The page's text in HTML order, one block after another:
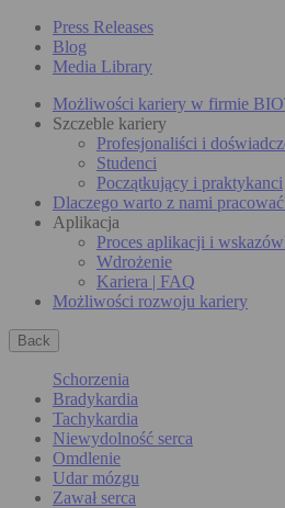
Press Releases
Blog
Media Library
Możliwości kariery w firmie
Szczeble kariery
Profesjonaliści i
Studenci
Początkujący i praktykanci
Dlaczego warto z nami
Aplikacja
Proces aplikacji i
Wdrożenie
Kariera | FAQ
Możliwości rozwoju kariery
Back
Schorzenia
Bradykardia
Tachykardia
Niewydolność serca
Omdlenie
Udar mózgu
Zawał serca